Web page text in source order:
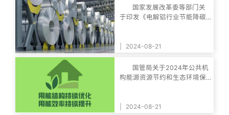
国家发展改革委等部门关
于印发《电解铝行业节能降碳
2024-08-21
国管局关于2024年公共机
构能源资源节约和生态环境保
2024-08-21